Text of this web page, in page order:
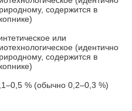
содержится в
или
(идентично
содержится в
% (обычно 0,2–0,3 %)